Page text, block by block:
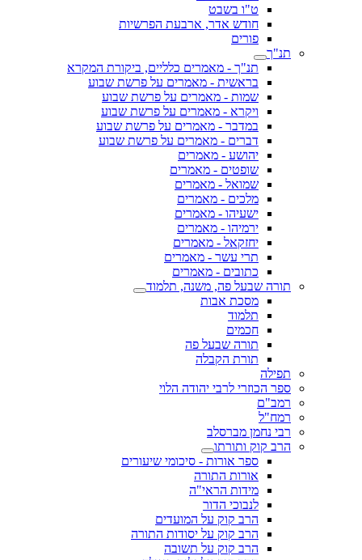
ט"ו בשבט
חודש אדר, ארבעת הפרשיות
פורים
תנ"ך
תנ"ך - מאמרים כלליים, ביקורת המקרא
בראשית - מאמרים על פרשת שבוע
שמות - מאמרים על פרשת שבוע
ויקרא - מאמרים על פרשת שבוע
במדבר - מאמרים על פרשת שבוע
דברים - מאמרים על פרשת שבוע
יהושע - מאמרים
שופטים - מאמרים
שמואל - מאמרים
מלכים - מאמרים
ישעיהו - מאמרים
ירמיהו - מאמרים
יחזקאל - מאמרים
תרי עשר - מאמרים
כתובים - מאמרים
תורה שבעל פה, משנה, תלמוד
מסכת אבות
תלמוד
חכמים
תורה שבעל פה
תורת הקבלה
תפילה
ספר הכוזרי לרבי יהודה הלוי
רמב"ם
רמח"ל
רבי נחמן מברסלב
הרב קוק ותורתו
ספר אורות - סיכומי שיעורים
אורות התורה
מידות הראי"ה
לנבוכי הדור
הרב קוק על המועדים
הרב קוק על יסודות התורה
הרב קוק על תשובה